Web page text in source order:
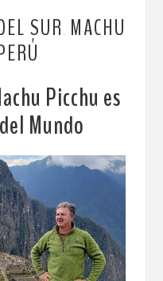
SUR MACHU
Picchu es
Mundo